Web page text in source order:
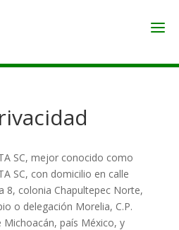
SC, mejor conocido como
SC, con domicilio en calle
8, colonia Chapultepec Norte,
o delegación Morelia, C.P.
Michoacán, país México, y